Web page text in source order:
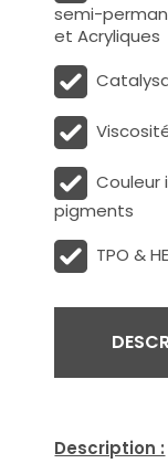
semi-
et Acryliques
Couleur
pigments
TPO &
Description :